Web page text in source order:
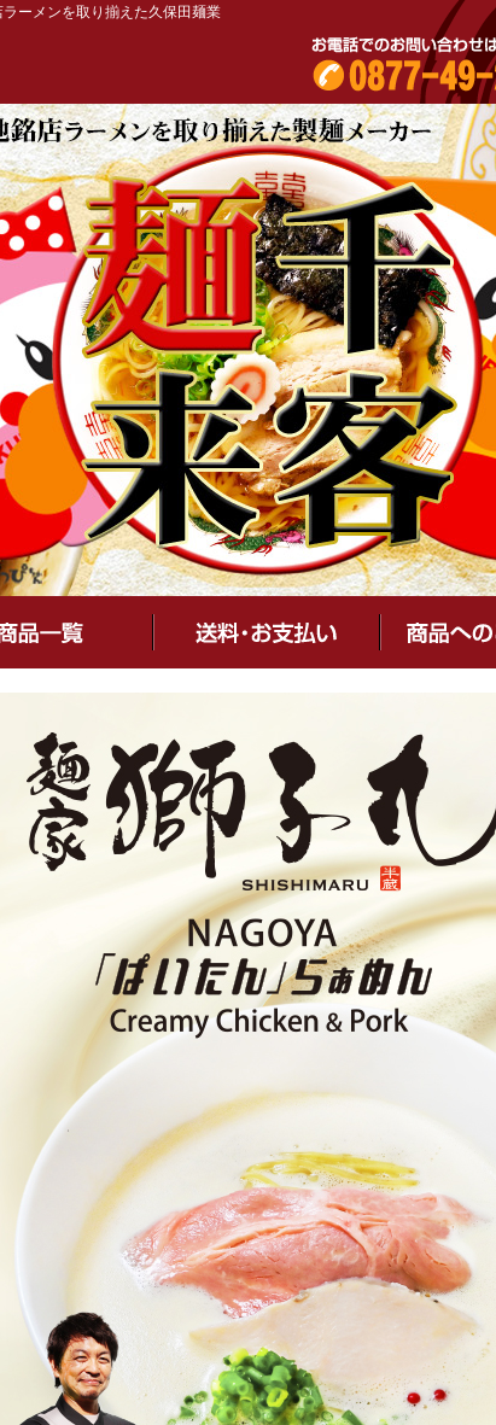
ーメンを取り揃えた久保田麺業